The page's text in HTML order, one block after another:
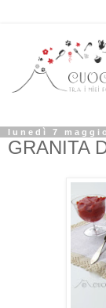
lunedì 7
GRANITA